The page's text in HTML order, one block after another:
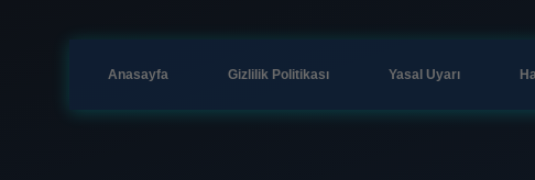
Anasayfa Gizlilik Politikası Yasal Uyarı